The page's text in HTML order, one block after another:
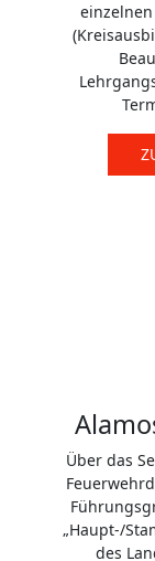
Über das
„Haupt-/
des